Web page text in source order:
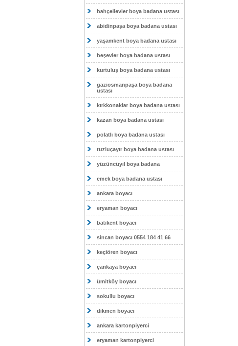
bahçelievler boya badana ustası
abidinpaşa boya badana ustası
yaşamkent boya badana ustası
beşevler boya badana ustası
kurtuluş boya badana ustası
gaziosmanpaşa boya badana
ustası
kırkkonaklar boya badana ustası
kazan boya badana ustası
polatlı boya badana ustası
tuzluçayır boya badana ustası
yüzüncüyıl boya badana
emek boya badana ustası
ankara boyacı
eryaman boyacı
batıkent boyacı
sincan boyacı 0554 184 41 66
keçiören boyacı
çankaya boyacı
ümitköy boyacı
sokullu boyacı
dikmen boyacı
ankara kartonpiyerci
eryaman kartonpiyerci